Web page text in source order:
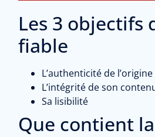
Les 3 objectifs
fiable
L’authenticité de
L’intégrité de son
Sa lisibilité
Que contient